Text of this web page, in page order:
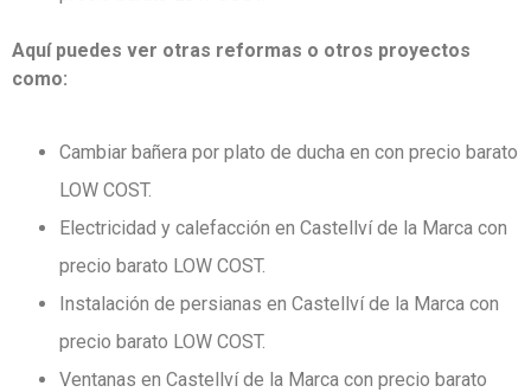
Aquí puedes ver otras reformas o otros proyectos
como:
Cambiar bañera por plato de ducha en con precio barato
LOW COST.
Electricidad y calefacción en Castellví de la Marca con
precio barato LOW COST.
Instalación de persianas en Castellví de la Marca con
precio barato LOW COST.
Ventanas en Castellví de la Marca con precio barato